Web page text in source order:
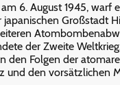
am 6. August 1945,
japanischen Großstadt
der Zweite
den Folgen der
und den vorsätzlichen